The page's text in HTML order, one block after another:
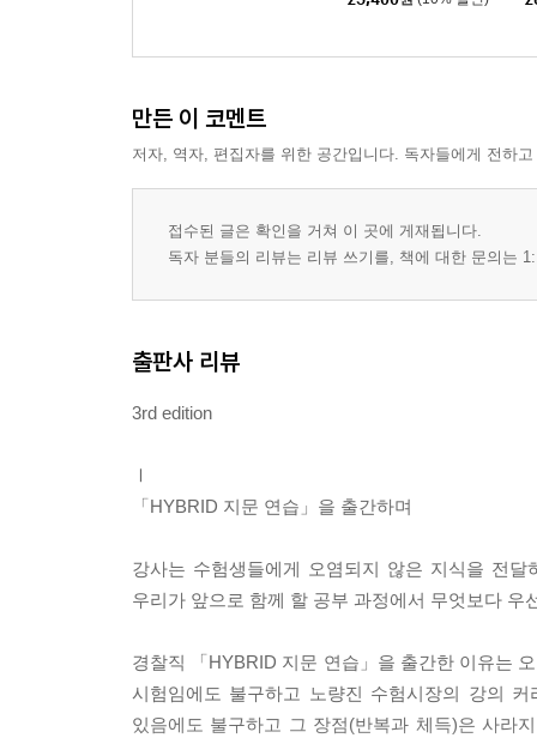
제5장/재산에 대한 죄 176
Ⅰ.재 물 _176
제2절 절도의 죄 179
Ⅰ.절도죄 _179
제1장/공공의 안전과 평온에 대한 죄 404
Ⅰ.범죄단체조직죄 _404
Ⅱ.소요죄 _408
Ⅳ.공중협박죄 _409
⋮
제2장/공공의 신용에 대한 죄 426
제1절 통화에 관한 죄 426
수사?증거편)]
만든 이 코멘트
저자, 역자, 편집자를 위한 공간입니다. 독자들에게 전하
접수된 글은 확인을 거쳐 이 곳에 게재됩니다.
독자 분들의 리뷰는 리뷰 쓰기를, 책에 대한 문의는
출판사 리뷰
3rd edition
Ⅰ
「HYBRID 지문 연습」을 출간하며
강사는 수험생들에게 오염되지 않은 지식을 전
우리가 앞으로 함께 할 공부 과정에서 무엇보다
경찰직 「HYBRID 지문 연습」을 출간한 이유는
시험임에도 불구하고 노량진 수험시장의 강의
있음에도 불구하고 그 장점(반복과 체득)은 사라